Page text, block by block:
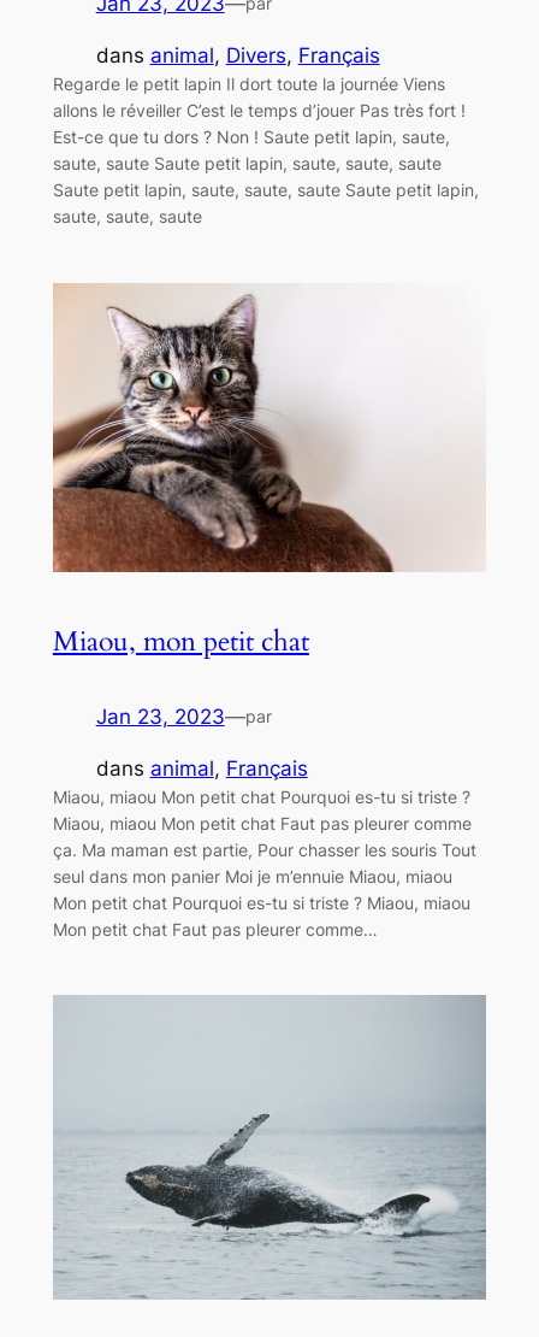
dans animal, Divers, Français
Regarde le petit lapin Il dort toute la journée Viens
allons le réveiller C’est le temps d’jouer Pas très fort !
Est-ce que tu dors ? Non ! Saute petit lapin, saute,
saute, saute Saute petit lapin, saute, saute, saute
Saute petit lapin, saute, saute, saute Saute petit lapin,
saute, saute, saute
Miaou, mon petit chat
Jan 23, 2023—par
dans animal, Français
Miaou, miaou Mon petit chat Pourquoi es-tu si triste ?
Miaou, miaou Mon petit chat Faut pas pleurer comme
ça. Ma maman est partie, Pour chasser les souris Tout
seul dans mon panier Moi je m’ennuie Miaou, miaou
Mon petit chat Pourquoi es-tu si triste ? Miaou, miaou
Mon petit chat Faut pas pleurer comme…